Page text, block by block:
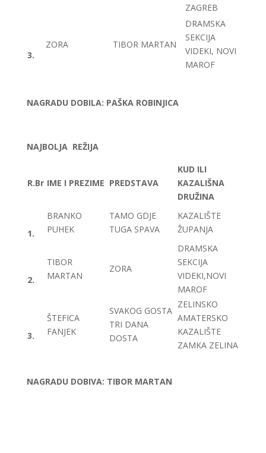
ZAGREB
3.
ZORA TIBOR MARTAN
DRAMSKA
SEKCIJA
VIDEKI, NOVI
MAROF
NAGRADU DOBILA: PAŠKA ROBINJICA
NAJBOLJA REŽIJA
R.Br IME I PREZIME PREDSTAVA
KUD ILI
KAZALIŠNA
DRUŽINA
1.
BRANKO
PUHEK
TAMO GDJE
TUGA SPAVA
KAZALIŠTE
ŽUPANJA
2.
TIBOR
MARTAN
ZORA
DRAMSKA
SEKCIJA
VIDEKI,NOVI
MAROF
3.
ŠTEFICA
FANJEK
SVAKOG GOSTA
TRI DANA
DOSTA
ZELINSKO
AMATERSKO
KAZALIŠTE
ZAMKA ZELINA
NAGRADU DOBIVA: TIBOR MARTAN